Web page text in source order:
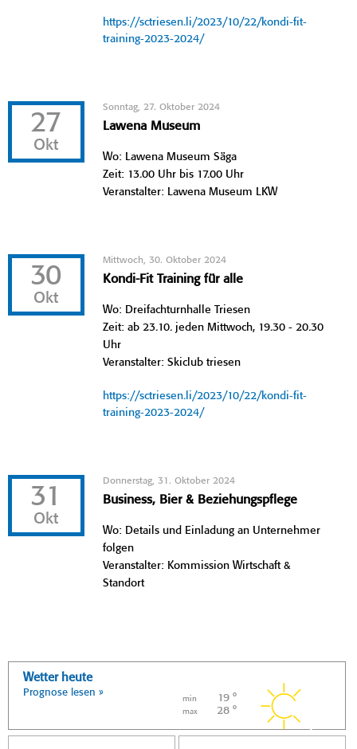
https://sctriesen.li/2023/10/22/kondi-fit-
training-2023-2024/
27
Okt
Sonntag, 27. Oktober 2024
Lawena Museum
Wo: Lawena Museum Säga
Zeit: 13.00 Uhr bis 17.00 Uhr
Veranstalter: Lawena Museum LKW
30
Okt
Mittwoch, 30. Oktober 2024
Kondi-Fit Training für alle
Wo: Dreifachturnhalle Triesen
Zeit: ab 23.10. jeden Mittwoch, 19.30 - 20.30
Uhr
Veranstalter: Skiclub triesen
https://sctriesen.li/2023/10/22/kondi-fit-
training-2023-2024/
31
Okt
Donnerstag, 31. Oktober 2024
Business, Bier & Beziehungspflege
Wo: Details und Einladung an Unternehmer
folgen
Veranstalter: Kommission Wirtschaft &
Standort
Wetter heute
Prognose lesen »
min 19 °
max 28 °